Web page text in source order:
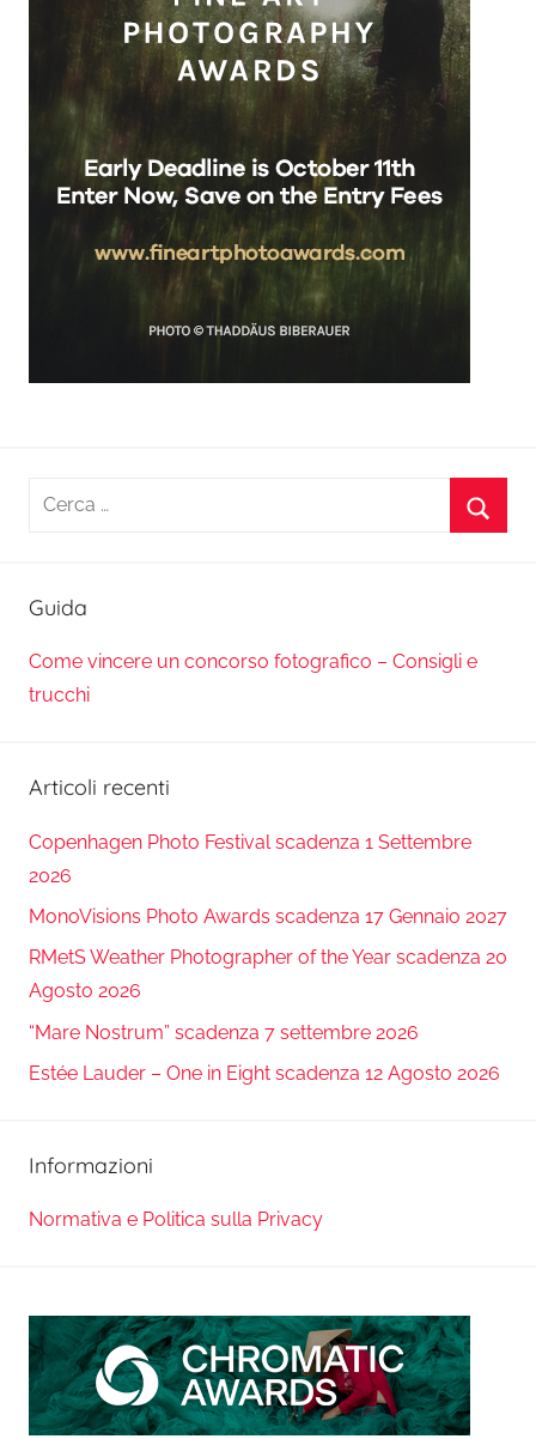
Ricerca
Guida
Come vincere un concorso fotografico – Consigli e
trucchi
Articoli recenti
Copenhagen Photo Festival scadenza 1 Settembre
2026
MonoVisions Photo Awards scadenza 17 Gennaio 2027
RMetS Weather Photographer of the Year scadenza 20
Agosto 2026
“Mare Nostrum” scadenza 7 settembre 2026
Estée Lauder – One in Eight scadenza 12 Agosto 2026
Informazioni
Normativa e Politica sulla Privacy